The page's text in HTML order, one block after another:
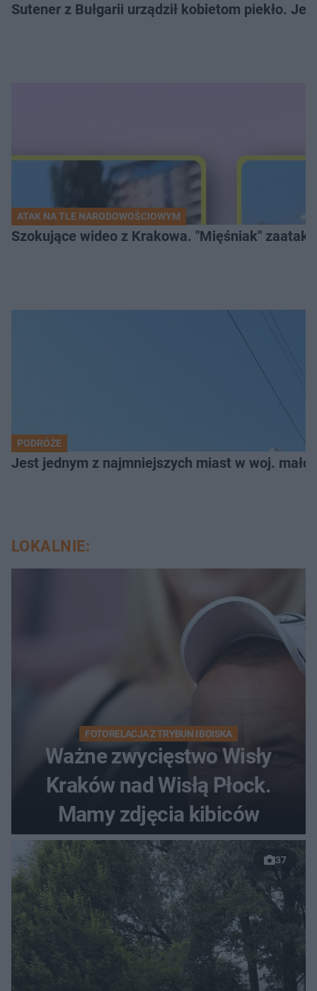
Sutener z Bułgarii urządził kobietom piekło.
ATAK NA TLE NARODOWOŚCIOWYM
Szokujące wideo z Krakowa. "Mięśniak"
PODRÓŻE
Jest jednym z najmniejszych miast w woj.
LOKALNIE:
FOTORELACJA Z TRYBUN I BOISKA
Ważne zwycięstwo Wisły
Kraków nad Wisłą Płock.
Mamy zdjęcia kibiców
37